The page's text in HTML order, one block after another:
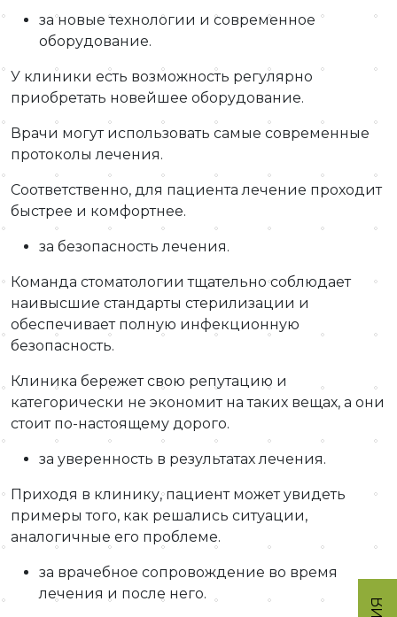
за новые технологии и современное
оборудование.
У клиники есть возможность регулярно
приобретать новейшее оборудование.
Врачи могут использовать самые современные
протоколы лечения.
Соответственно, для пациента лечение проходит
быстрее и комфортнее.
за безопасность лечения.
Команда стоматологии тщательно соблюдает
наивысшие стандарты стерилизации и
обеспечивает полную инфекционную
безопасность.
Клиника бережет свою репутацию и
категорически не экономит на таких вещах, а они
стоит по-настоящему дорого.
за уверенность в результатах лечения.
Приходя в клинику, пациент может увидеть
примеры того, как решались ситуации,
аналогичные его проблеме.
за врачебное сопровождение во время
лечения и после него.